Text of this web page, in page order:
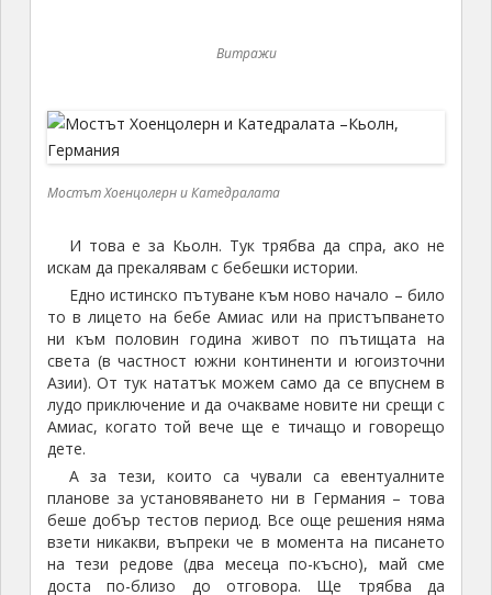
Витражи
Мостът Хоенцолерн и Катедралата
И това е за Кьолн. Тук трябва да спра, ако не
искам да прекалявам с бебешки истории.
Едно истинско пътуване към ново начало – било
то в лицето на бебе Амиас или на пристъпването
ни към половин година живот по пътищата на
света (в частност южни континенти и югоизточни
Азии). От тук нататък можем само да се впуснем в
лудо приключение и да очакваме новите ни срещи с
Амиас, когато той вече ще е тичащо и говорещо
дете.
А за тези, които са чували са евентуалните
планове за установяването ни в Германия – това
беше добър тестов период. Все още решения няма
взети никакви, въпреки че в момента на писането
на тези редове (два месеца по-късно), май сме
доста по-близо до отговора. Ще трябва да